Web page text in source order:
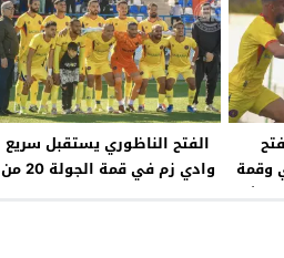
وقمة
الفتح الناظوري يستقبل سريع
وادي زم في قمة الجولة 20 من